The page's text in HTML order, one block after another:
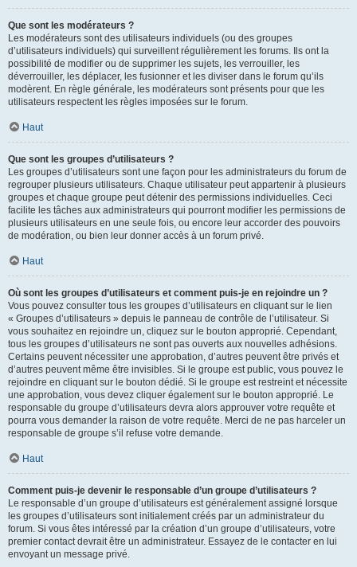
Que sont les modérateurs ?
Les modérateurs sont des utilisateurs individuels (ou des groupes
d’utilisateurs individuels) qui surveillent régulièrement les forums. Ils ont la
possibilité de modifier ou de supprimer les sujets, les verrouiller, les
déverrouiller, les déplacer, les fusionner et les diviser dans le forum qu’ils
modèrent. En règle générale, les modérateurs sont présents pour que les
utilisateurs respectent les règles imposées sur le forum.
Haut
Que sont les groupes d’utilisateurs ?
Les groupes d’utilisateurs sont une façon pour les administrateurs du forum de
regrouper plusieurs utilisateurs. Chaque utilisateur peut appartenir à plusieurs
groupes et chaque groupe peut détenir des permissions individuelles. Ceci
facilite les tâches aux administrateurs qui pourront modifier les permissions de
plusieurs utilisateurs en une seule fois, ou encore leur accorder des pouvoirs
de modération, ou bien leur donner accès à un forum privé.
Haut
Où sont les groupes d’utilisateurs et comment puis-je en rejoindre un ?
Vous pouvez consulter tous les groupes d’utilisateurs en cliquant sur le lien
« Groupes d’utilisateurs » depuis le panneau de contrôle de l’utilisateur. Si
vous souhaitez en rejoindre un, cliquez sur le bouton approprié. Cependant,
tous les groupes d’utilisateurs ne sont pas ouverts aux nouvelles adhésions.
Certains peuvent nécessiter une approbation, d’autres peuvent être privés et
d’autres peuvent même être invisibles. Si le groupe est public, vous pouvez le
rejoindre en cliquant sur le bouton dédié. Si le groupe est restreint et nécessite
une approbation, vous devez cliquer également sur le bouton approprié. Le
responsable du groupe d’utilisateurs devra alors approuver votre requête et
pourra vous demander la raison de votre requête. Merci de ne pas harceler un
responsable de groupe s’il refuse votre demande.
Haut
Comment puis-je devenir le responsable d’un groupe d’utilisateurs ?
Le responsable d’un groupe d’utilisateurs est généralement assigné lorsque
les groupes d’utilisateurs sont initialement créés par un administrateur du
forum. Si vous êtes intéressé par la création d’un groupe d’utilisateurs, votre
premier contact devrait être un administrateur. Essayez de le contacter en lui
envoyant un message privé.